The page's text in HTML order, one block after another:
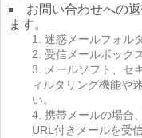
お問い合わせへの
ます。
迷惑メールフォル
受信メールボック
メールソフト、セ
ィルタリング機能や
い。
携帯メールの場合
URL付きメールを受